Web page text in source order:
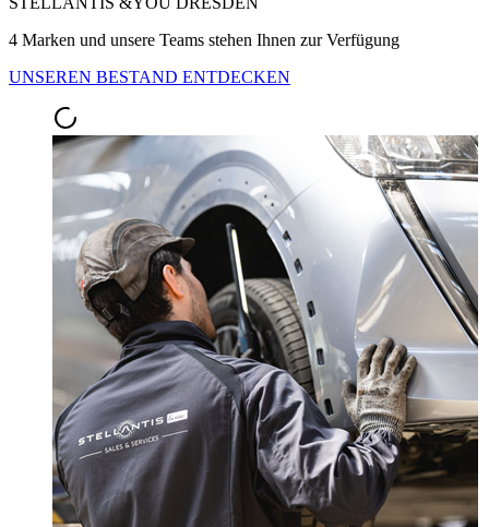
4 Marken und unsere Teams stehen Ihnen zur Verfügung
UNSEREN BESTAND ENTDECKEN